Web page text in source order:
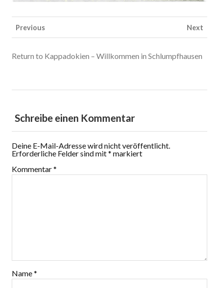
Previous Next
Return to Kappadokien – Willkommen in Schlumpfhausen
Schreibe einen Kommentar
Deine E-Mail-Adresse wird nicht veröffentlicht.
Erforderliche Felder sind mit* markiert
Kommentar*
Name*